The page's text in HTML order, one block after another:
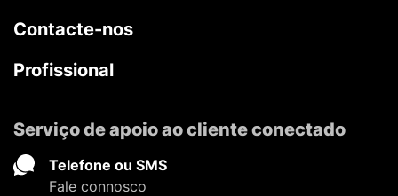
Contacte-nos
Profissional
Serviço de apoio ao cliente conectado
Telefone ou SMS
Fale connosco